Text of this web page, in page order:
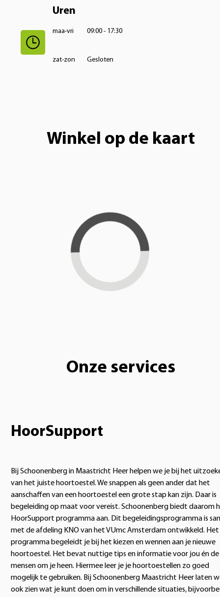
Uren
maa-vri 09:00 - 17:30
zat-zon Gesloten
Winkel op de kaart
Loading...
Onze services
HoorSupport
Bij Schoonenberg in Maastricht Heer helpen we je bij het
van het juiste hoortoestel. We snappen als geen ander dat het
aanschaffen van een hoortoestel een grote stap kan zijn. Daar is
begeleiding op maat voor vereist. Schoonenberg biedt daarom
HoorSupport programma aan. Dit begeleidingsprogramma is
met de afdeling KNO van het VUmc Amsterdam ontwikkeld. Het
programma begeleidt je bij het kiezen en wennen aan je nieuwe
hoortoestel. Het bevat nuttige tips en informatie voor jou én de
mensen om je heen. Hiermee leer je je hoortoestellen zo goed
mogelijk te gebruiken. Bij Schoonenberg Maastricht Heer laten
ook zien wat je kunt doen om in verschillende situaties,